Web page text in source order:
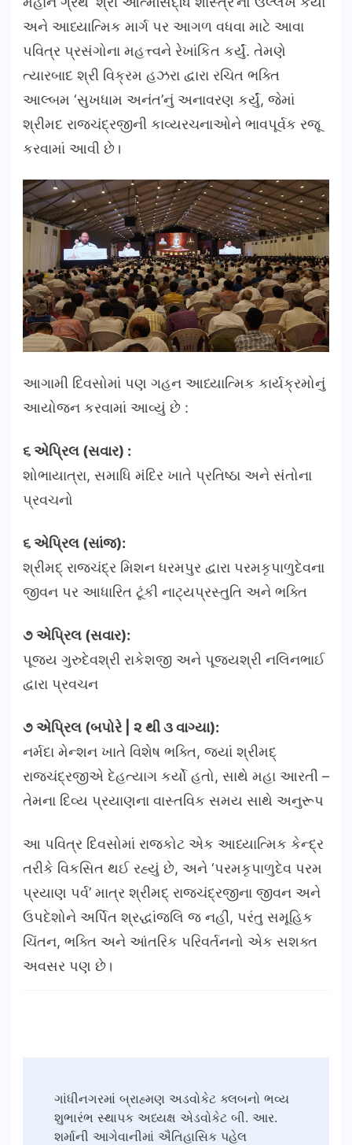
અને આધ્યાત્મિક માર્ગ પર આગળ વધવા માટે આવા
પવિત્ર પ્રસંગોના મહત્ત્વને રેખાંકિત કર્યું. તેમણે
ત્યારબાદ શ્રી વિક્રમ હઝરા દ્વારા રચિત ભક્તિ
આલ્બમ ‘સુખધામ અનંત’નું અનાવરણ કર્યું, જેમાં
શ્રીમદ રાજચંદ્રજીની કાવ્યરચનાઓને ભાવપૂર્વક રજૂ
કરવામાં આવી છે।
આગામી દિવસોમાં પણ ગહન આધ્યાત્મિક કાર્યક્રમોનું
આયોજન કરવામાં આવ્યું છે :
૬ એપ્રિલ (સવાર) :
શોભાયાત્રા, સમાધિ મંદિર ખાતે પ્રતિષ્ઠા અને સંતોના
પ્રવચનો
૬ એપ્રિલ (સાંજ):
શ્રીમદ્ રાજચંદ્ર મિશન ધરમપુર દ્વારા પરમકૃપાળુદેવના
જીવન પર આધારિત ટૂંકી નાટ્યપ્રસ્તુતિ અને ભક્તિ
૭ એપ્રિલ (સવાર):
પૂજ્ય ગુરુદેવશ્રી રાકેશજી અને પૂજ્યશ્રી નલિનભાઈ
દ્વારા પ્રવચન
૭ એપ્રિલ (બપોરે | ૨ થી ૩ વાગ્યા):
નર્મદા મેન્શન ખાતે વિશેષ ભક્તિ, જ્યાં શ્રીમદ્
રાજચંદ્રજીએ દેહત્યાગ કર્યો હતો, સાથે મહા આરતી –
તેમના દિવ્ય પ્રયાણના વાસ્તવિક સમય સાથે અનુરૂપ
આ પવિત્ર દિવસોમાં રાજકોટ એક આધ્યાત્મિક કેન્દ્ર
તરીકે વિકસિત થઈ રહ્યું છે, અને ‘પરમકૃપાળુદેવ પરમ
પ્રયાણ પર્વ’ માત્ર શ્રીમદ્ રાજચંદ્રજીના જીવન અને
ઉપદેશોને અર્પિત શ્રદ્ધાંજલિ જ નહીં, પરંતુ સમૂહિક
ચિંતન, ભક્તિ અને આંતરિક પરિવર્તનનો એક સશક્ત
અવસર પણ છે।
Navigation
ગાંધીનગરમાં બ્રાહ્મણ અડવોકેટ ક્લબનો ભવ્ય
શુભારંભ સ્થાપક અધ્યક્ષ એડવોકેટ બી. આર.
શર્માની આગેવાનીમાં ઐતિહાસિક પહેલ